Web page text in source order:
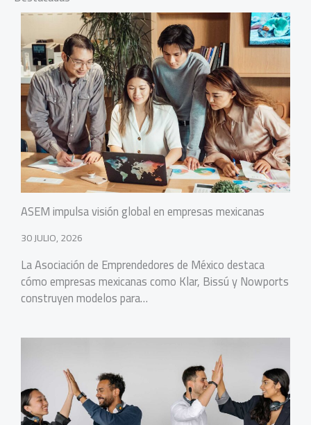
ASEM impulsa visión global en empresas mexicanas
30 JULIO, 2026
La Asociación de Emprendedores de México destaca
cómo empresas mexicanas como Klar, Bissú y Nowports
construyen modelos para…